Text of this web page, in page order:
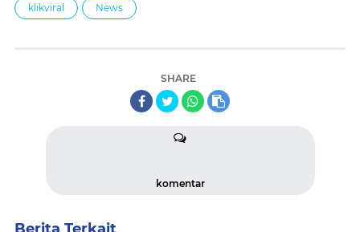
klikviral News
SHARE
komentar